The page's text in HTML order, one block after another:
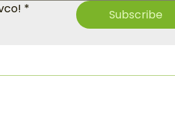
* Subscribe